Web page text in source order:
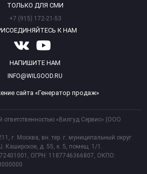
ТОЛЬКО ДЛЯ СМИ
+7 (915) 172-21-53
К НАМ
НАПИШИТЕ НАМ
INFO@WILGOOD.RU
сайта «Генератор продаж»
ответственностью «Вилгуд Сервис» (ООО
г. Москва, вн. тер. г. муниципальный округ
Каширское, д. 55, к. 5, помещ. 1/1.
ОГРН: 1187746366807, ОКПО: